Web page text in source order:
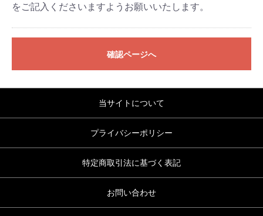
をご記入くださいますようお願いいたします。
確認ページへ
当サイトについて
プライバシーポリシー
特定商取引法に基づく表記
お問い合わせ